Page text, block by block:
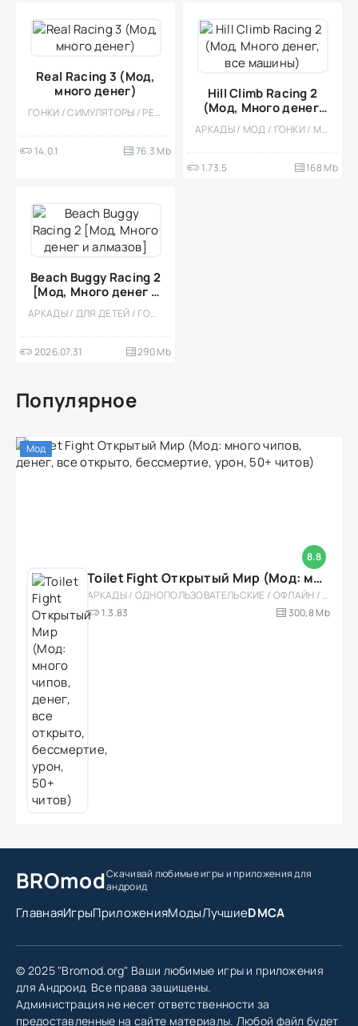
Real Racing 3 (Мод,
много денег)
ГОНКИ / СИМУЛЯТОРЫ / РЕАЛИЗМ / ФИЗИКА / 3D / ОДНОПОЛЬЗОВАТЕЛЬСКИЕ / ОФЛАЙН / МОД / МАЛЕНЬКАЯ
14.0.1 76.3 Mb
Hill Climb Racing 2
(Мод, Много денег,
все машины)
АРКАДЫ / МОД / ГОНКИ / МНОГОПОЛЬЗОВАТЕЛЬСКАЯ / СОРЕВНОВАТЕЛЬНАЯ / ОФЛАЙН / ОДНОПОЛЬЗОВАТЕЛЬСКИЕ / ВСТРОЕННЫЙ КЕШ / СТИЛИЗАЦИЯ / ВИД СБОКУ / СЛОЖНАЯ / ВЕСЁЛАЯ
1.73.5 168 Mb
Beach Buggy Racing 2
[Мод, Много денег и
алмазов]
АРКАДЫ / ДЛЯ ДЕТЕЙ / ГОНКИ / СОРЕВНОВАТЕЛЬНАЯ / МНОГОПОЛЬЗОВАТЕЛЬСКАЯ / ОДНОПОЛЬЗОВАТЕЛЬСКИЕ / ОФЛАЙН / СТИЛИЗАЦИЯ / МОД / 3D
2026.07.31 290 Mb
Популярное
8.8
Мод
Toilet Fight Открытый Мир (Мод: много чипов, денег, все открыто, бессмертие, урон, 50+ читов)
АРКАДЫ / ОДНОПОЛЬЗОВАТЕЛЬСКИЕ / ОФЛАЙН / МОД / РОЛЕВЫЕ / ШУТЕРЫ / ОТКРЫТЫЙ МИР / ВСТРОЕННЫЙ КЕШ / 3D / ЭКШЕНЫ / ТУАЛЕТНЫЕ ВОЙНЫ / ДЛЯ ДЕТЕЙ
1.3.83
300,8 Mb
BROmodСкачивай любимые игрыи приложения для
андроид
ГлавнаяИгрыПриложенияМодыЛучшиеDMCA
© 2025 "Bromod.org" Ваши любимые игры и приложения
для Андроид. Все права защищены.
Администрация не несет ответственности за
предоставленные на сайте материалы. Любой файл будет